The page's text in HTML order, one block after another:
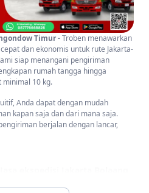
Timur -Troben menawarkan
dan ekonomis untuk rute Jakarta-
siap menangani pengiriman
rumah tangga hingga
minimal 10 kg.
Anda dapat dengan mudah
kapan saja dan dari mana saja.
berjalan dengan lancar,